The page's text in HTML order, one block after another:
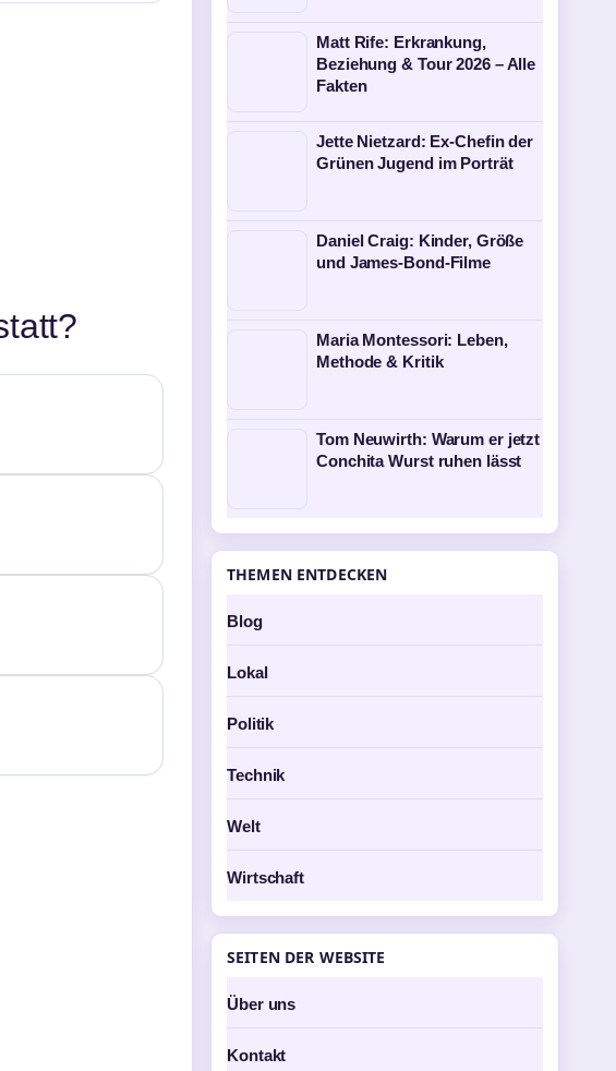
Matt Rife: Erkrankung,
Beziehung & Tour 2026 – Alle
Fakten
Jette Nietzard: Ex-Chefin der
Grünen Jugend im Porträt
Daniel Craig: Kinder, Größe
und James-Bond-Filme
Maria Montessori: Leben,
Methode & Kritik
Tom Neuwirth: Warum er jetzt
Conchita Wurst ruhen lässt
THEMEN ENTDECKEN
Blog
Lokal
Politik
Technik
Welt
Wirtschaft
SEITEN DER WEBSITE
Über uns
Kontakt